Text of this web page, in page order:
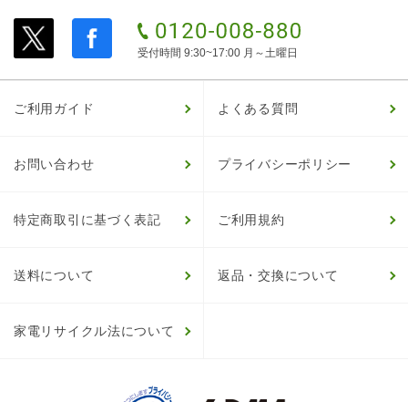
受付時間 9:30~17:00 月～土曜日
ご利用ガイド よくある質問
お問い合わせ プライバシーポリシー
特定商取引に基づく表記 ご利用規約
送料について 返品・交換について
家電リサイクル法について